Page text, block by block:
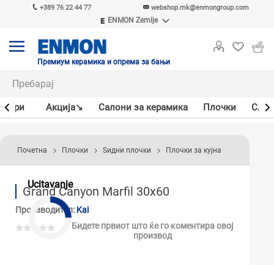
+389 76 22 44 77 webshop.mk@enmongroup.com
ENMON Zemlje
ENMON MKD
Премиум керамика и опрема за бањи
Акцијa↘ Салони за керамика Плочки
Ucitavanje
Почетна Плочки Ѕидни плочки Плочки за кујна
Grand Canyon Marfil 30x60
Производител: Kai
Бидете првиот што ќе го коментира овој
производ